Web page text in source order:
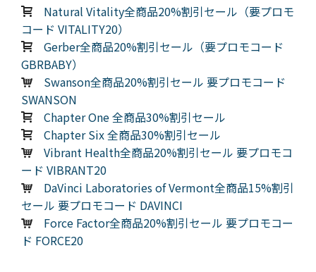
Natural Vitality全商品20%割引セール（要プロモ
コード VITALITY20）
Gerber全商品20%割引セール（要プロモコード
GBRBABY）
Swanson全商品20%割引セール 要プロモコード
SWANSON
Chapter One 全商品30%割引セール
Chapter Six 全商品30%割引セール
Vibrant Health全商品20%割引セール 要プロモコ
ード VIBRANT20
DaVinci Laboratories of Vermont全商品15%割引
セール 要プロモコード DAVINCI
Force Factor全商品20%割引セール 要プロモコー
ド FORCE20